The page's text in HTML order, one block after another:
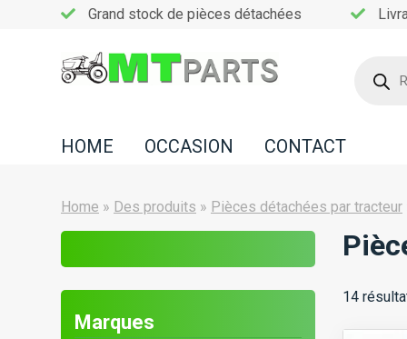
Occasion
Grand stock de pièces détachées
produits
HOME OCCASION CONTACT
Home » Des produits » Pièces détachées par tracteur
Marques
14